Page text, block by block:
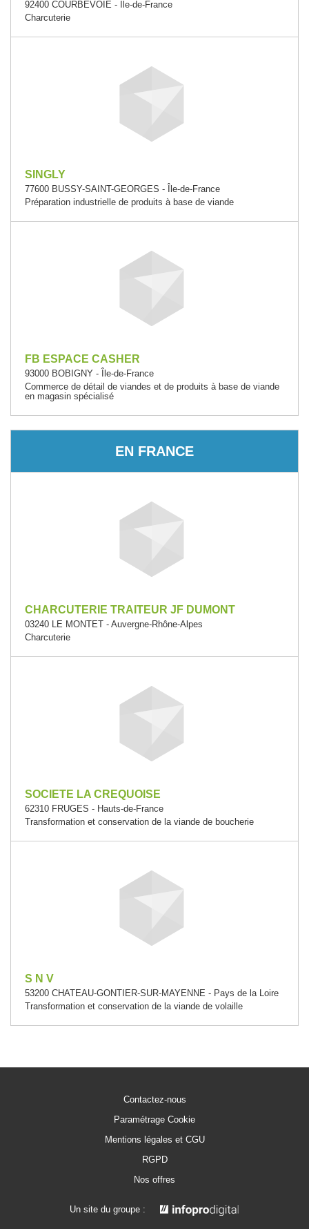
92400 COURBEVOIE - Île-de-France
Charcuterie
SINGLY
77600 BUSSY-SAINT-GEORGES - Île-de-France
Préparation industrielle de produits à base de viande
FB ESPACE CASHER
93000 BOBIGNY - Île-de-France
Commerce de détail de viandes et de produits à base de viande
en magasin spécialisé
EN FRANCE
CHARCUTERIE TRAITEUR JF DUMONT
03240 LE MONTET - Auvergne-Rhône-Alpes
Charcuterie
SOCIETE LA CREQUOISE
62310 FRUGES - Hauts-de-France
Transformation et conservation de la viande de boucherie
S N V
53200 CHATEAU-GONTIER-SUR-MAYENNE - Pays de la Loire
Transformation et conservation de la viande de volaille
Contactez-nous
Paramétrage Cookie
Mentions légales et CGU
RGPD
Nos offres
Un site du groupe :